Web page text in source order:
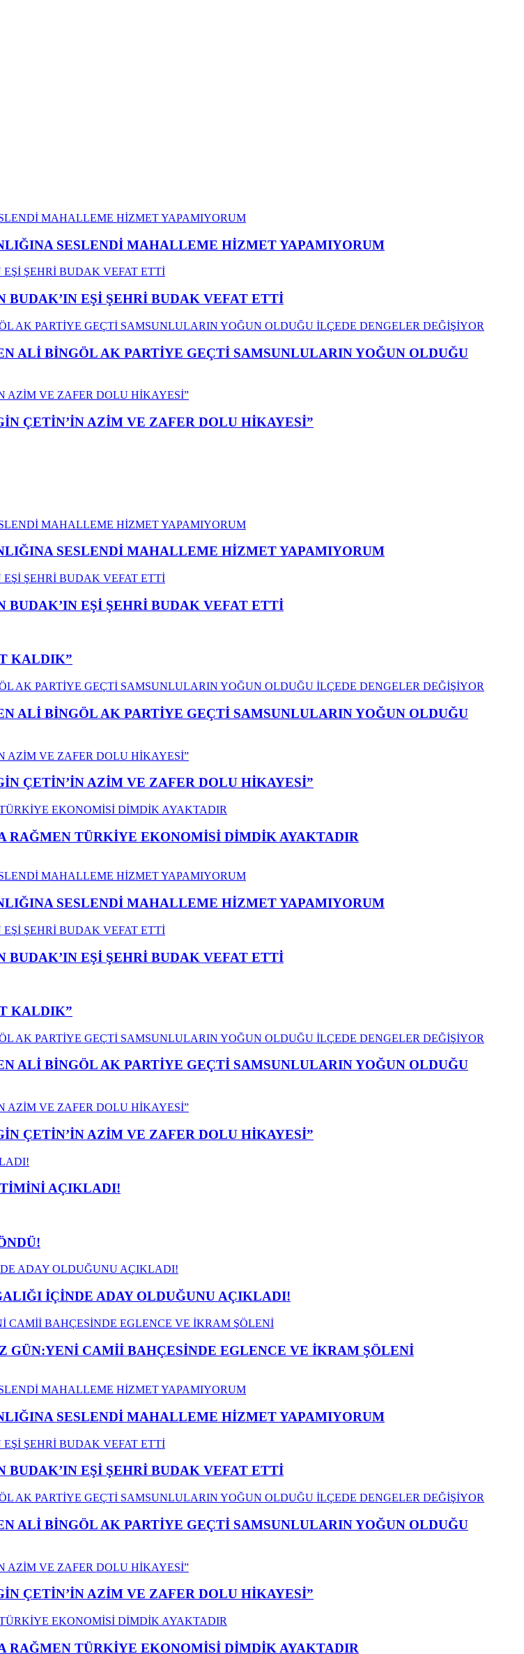
SESLENDİ MAHALLEME HİZMET YAPAMIYORUM
EŞİ ŞEHRİ BUDAK VEFAT ETTİ
ALİ BİNGÖL AK PARTİYE GEÇTİ SAMSUNLULARIN YOĞUN OLDUĞU
ÇETİN’İN AZİM VE ZAFER DOLU HİKAYESİ”
SESLENDİ MAHALLEME HİZMET YAPAMIYORUM
EŞİ ŞEHRİ BUDAK VEFAT ETTİ
KALDIK”
ALİ BİNGÖL AK PARTİYE GEÇTİ SAMSUNLULARIN YOĞUN OLDUĞU
ÇETİN’İN AZİM VE ZAFER DOLU HİKAYESİ”
RAĞMEN TÜRKİYE EKONOMİSİ DİMDİK AYAKTADIR
SESLENDİ MAHALLEME HİZMET YAPAMIYORUM
EŞİ ŞEHRİ BUDAK VEFAT ETTİ
KALDIK”
ALİ BİNGÖL AK PARTİYE GEÇTİ SAMSUNLULARIN YOĞUN OLDUĞU
ÇETİN’İN AZİM VE ZAFER DOLU HİKAYESİ”
AÇIKLADI!
İÇİNDE ADAY OLDUĞUNU AÇIKLADI!
GÜN:YENİ CAMİİ BAHÇESİNDE EGLENCE VE İKRAM ŞÖLENİ
SESLENDİ MAHALLEME HİZMET YAPAMIYORUM
EŞİ ŞEHRİ BUDAK VEFAT ETTİ
ALİ BİNGÖL AK PARTİYE GEÇTİ SAMSUNLULARIN YOĞUN OLDUĞU
ÇETİN’İN AZİM VE ZAFER DOLU HİKAYESİ”
RAĞMEN TÜRKİYE EKONOMİSİ DİMDİK AYAKTADIR